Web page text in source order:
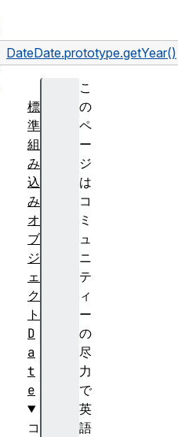
DateDate.prototype.getYear()
こ
の
ペ
ー
ジ
は
コ
ミ
ュ
ニ
テ
ィ
ー
の
尽
力
で
英
語
標
準
組
み
込
み
オ
ブ
ジ
ェ
ク
ト
D
a
t
e
コ